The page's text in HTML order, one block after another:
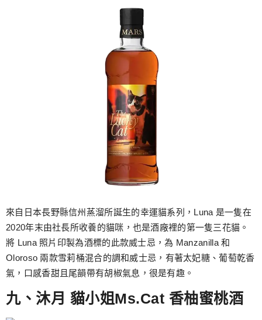
來自日本長野縣信州蒸溜所誕生的幸運貓系列，Luna 是一隻在
2020年末由社長所收養的貓咪，也是酒廠裡的第一隻三花貓。
將 Luna 照片印製為酒標的此款威士忌，為 Manzanilla 和
Oloroso 兩款雪莉桶混合的調和威士忌，有著太妃糖、葡萄乾香
氣，口感香甜且尾韻帶有胡椒氣息，很是有趣。
九、沐月 貓小姐Ms.Cat 香柚蜜桃酒